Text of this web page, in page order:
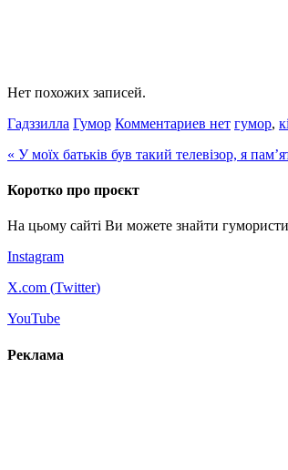
Нет похожих записей.
Гадззилла Гумор Комментариев нет гумор,
« У моїх батьків був такий телевізор, я
Коротко про проєкт
На цьому сайті Ви можете знайти
Instagram
X.com (Twitter)
YouTube
Реклама